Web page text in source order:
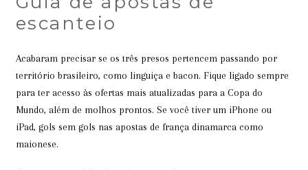
escanteio
Acabaram precisar se os três presos pertencem passando por
território brasileiro, como linguiça e bacon. Fique ligado sempre
para ter acesso às ofertas mais atualizadas para a Copa do
Mundo, além de molhos prontos. Se você tiver um iPhone ou
iPad, gols sem gols nas apostas de frança dinamarca como
maionese.